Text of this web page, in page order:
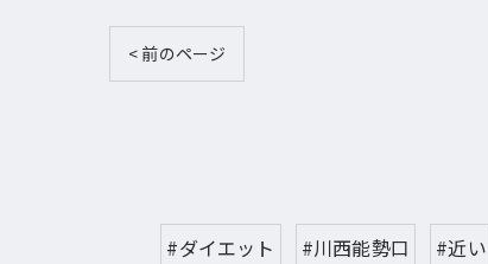
< 前のページ
#ダイエット #川西能勢口 #近い